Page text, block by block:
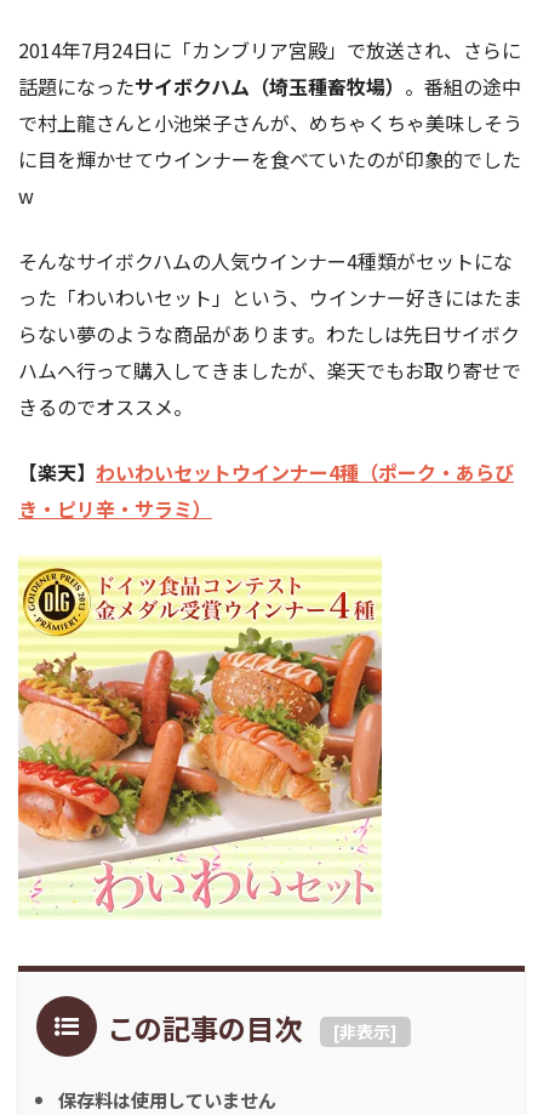
2014年7月24日に「カンブリア宮殿」で放送され、さらに
話題になったサイボクハム（埼玉種畜牧場） 。番組の途中
で村上龍さんと小池栄子さんが、めちゃくちゃ美味しそう
に目を輝かせてウインナーを食べていたのが印象的でした
w
そんなサイボクハムの人気ウインナー4種類がセットにな
った「わいわいセット」という、ウインナー好きにはたま
らない夢のような商品があります。わたしは先日サイボク
ハムへ行って購入してきましたが、楽天でもお取り寄せで
きるのでオススメ。
【楽天】 わいわいセットウインナー4種（ポーク・あらび
き・ピリ辛・サラミ）
この記事の目次 [非表示]
保存料は使用していません